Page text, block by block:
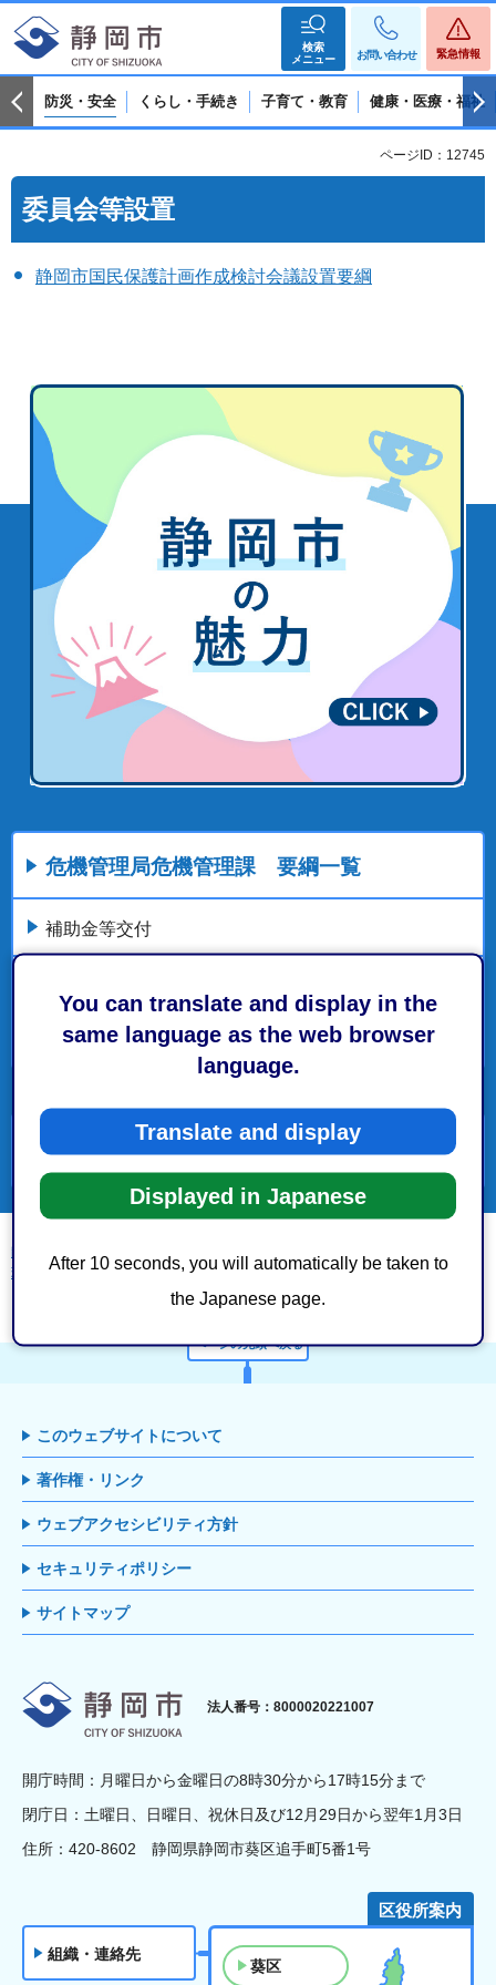
You can translate and display in the
same language as the web browser
language.
Translate and display
Displayed in Japanese
After 10 seconds, you will automatically be taken to
the Japanese page.
検索
メニュー
お問い合わせ 緊急情報
防災・安全 くらし・手続き 子育て・教育 健康・医療・福祉
ページID：12745
委員会等設置
静岡市国民保護計画作成検討会議設置要綱
危機管理局危機管理課 要綱一覧
補助金等交付
事務事業実施
便利ガイド
静岡市トップページ
理課 要綱一覧> 委員会等設置
ページの先頭へ戻る
このウェブサイトについて
著作権・リンク
ウェブアクセシビリティ方針
セキュリティポリシー
サイトマップ
静岡市
法人番号：8000020221007
開庁時間：月曜日から金曜日の8時30分から17時15分まで
閉庁日：土曜日、日曜日、祝休日及び12月29日から翌年1月3日
住所：420-8602 静岡県静岡市葵区追手町5番1号
組織・連絡先
区役所案内
葵区